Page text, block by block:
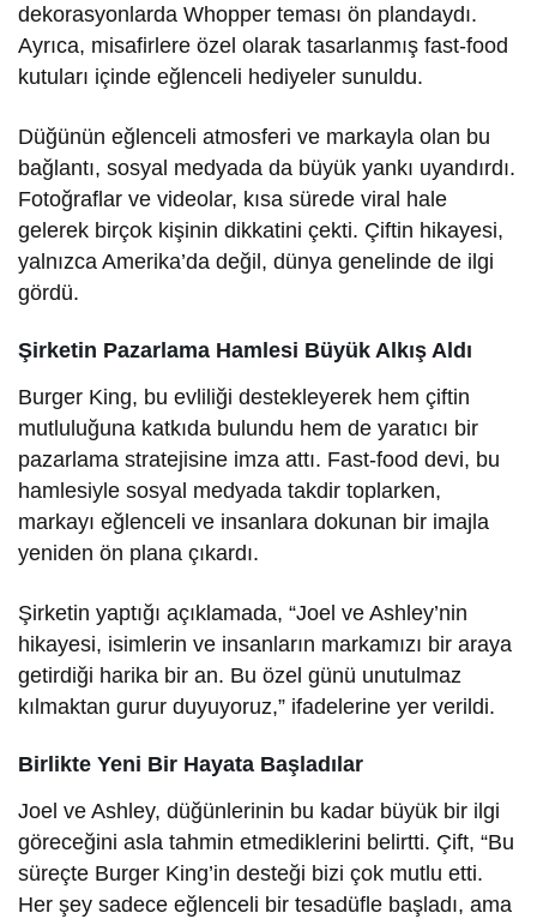
dekorasyonlarda Whopper teması ön plandaydı.
Ayrıca, misafirlere özel olarak tasarlanmış fast-food
kutuları içinde eğlenceli hediyeler sunuldu.
Düğünün eğlenceli atmosferi ve markayla olan bu
bağlantı, sosyal medyada da büyük yankı uyandırdı.
Fotoğraflar ve videolar, kısa sürede viral hale
gelerek birçok kişinin dikkatini çekti. Çiftin hikayesi,
yalnızca Amerika’da değil, dünya genelinde de ilgi
gördü.
Şirketin Pazarlama Hamlesi Büyük Alkış Aldı
Burger King, bu evliliği destekleyerek hem çiftin
mutluluğuna katkıda bulundu hem de yaratıcı bir
pazarlama stratejisine imza attı. Fast-food devi, bu
hamlesiyle sosyal medyada takdir toplarken,
markayı eğlenceli ve insanlara dokunan bir imajla
yeniden ön plana çıkardı.
Şirketin yaptığı açıklamada, “Joel ve Ashley’nin
hikayesi, isimlerin ve insanların markamızı bir araya
getirdiği harika bir an. Bu özel günü unutulmaz
kılmaktan gurur duyuyoruz,” ifadelerine yer verildi.
Birlikte Yeni Bir Hayata Başladılar
Joel ve Ashley, düğünlerinin bu kadar büyük bir ilgi
göreceğini asla tahmin etmediklerini belirtti. Çift, “Bu
süreçte Burger King’in desteği bizi çok mutlu etti.
Her şey sadece eğlenceli bir tesadüfle başladı, ama